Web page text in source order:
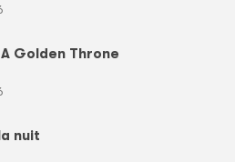
Golden Throne
nuit